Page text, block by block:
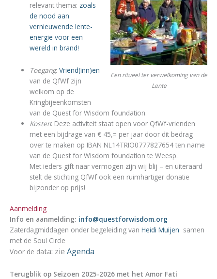
Een ritueel ter verwelkoming van de
Lente
relevant thema: zoals
de nood aan
vernieuwende lente-
energie voor een
wereld in brand!
Toegang:Vriend(inn)en
van de QfWf zijn
welkom op de
Kringbijeenkomsten
van de Quest for Wisdom foundation.
Kosten: Deze activiteit staat open voor QfWf-vrienden
met een bijdrage van € 45,= per jaar door dit bedrag
over te maken op IBAN NL14TRIO0777827654 ten name
van de Quest for Wisdom foundation te Weesp.
Met ieders gift naar vermogen zijn wij blij – en uiteraard
stelt de stichting QfWf ook een ruimhartiger donatie
bijzonder op prijs!
Aanmelding
Info en aanmelding: info@questforwisdom.org
Zaterdagmiddagen onder begeleiding van Heidi Muijen samen
met de Soul Circle
Voor de data: zie Agenda
Terugblik op Seizoen 2025-2026 met het Amor Fati